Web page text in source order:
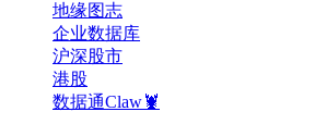
地缘图志
企业数据库
沪深股市
港股
数据通Claw🦞